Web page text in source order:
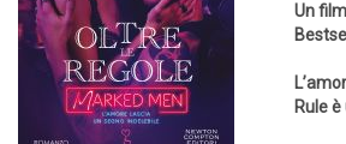
Un
Rule